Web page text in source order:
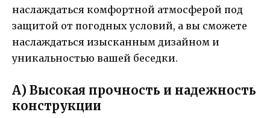
наслаждаться комфортной атмосферой под
защитой от погодных условий, а вы сможете
наслаждаться изысканным дизайном и
уникальностью вашей беседки.
А) Высокая прочность и надежность
конструкции